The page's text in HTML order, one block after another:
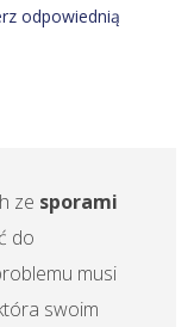
ze sporami
do
musi
swoim